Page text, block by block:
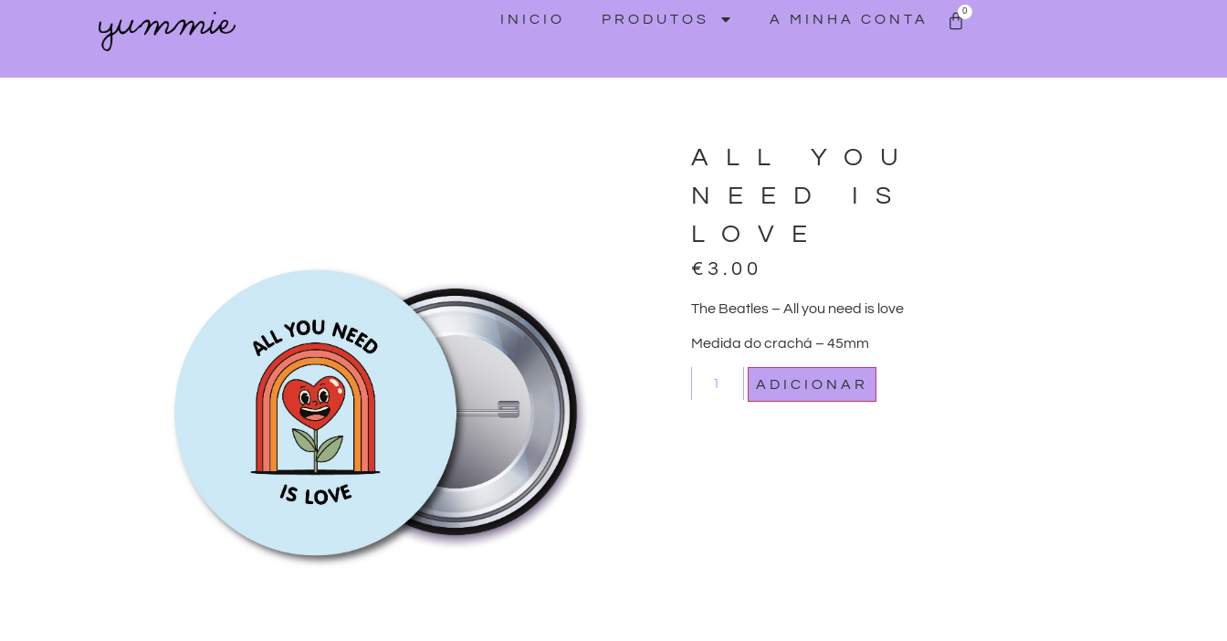
INICIO PRODUTOS A MINHA CONTA
0
ALL YOU
NEED IS
LOVE
€ 3.00
The Beatles – All you need is love
Medida do crachá – 45mm
ADICIONAR